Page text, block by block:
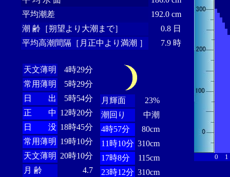
平均潮差
192.0 cm
潮 齢［朔望より大潮まで］
0.8 日
平均高潮間隔［月正中より満潮 ］
7.9 時
天文薄明
4時29分
常用薄明
5時29分
日 出
5時54分
正 中 12時20分
日 没 18時45分
常用薄明 19時10分
天文薄明 20時10分
月 齢
4.7
月輝面
23%
潮回り
中潮
4時57分
80cm
11時10分 310cm
17時8分
115cm
23時12分 310cm
0 1